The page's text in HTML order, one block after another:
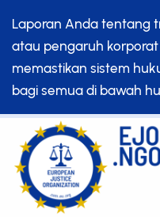
Laporan Anda tentang
atau pengaruh
memastikan sistem
bagi semua di bawah